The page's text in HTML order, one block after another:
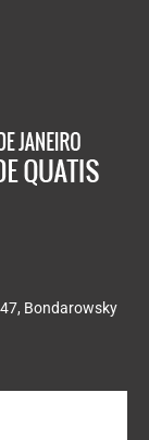
Bondarowsky